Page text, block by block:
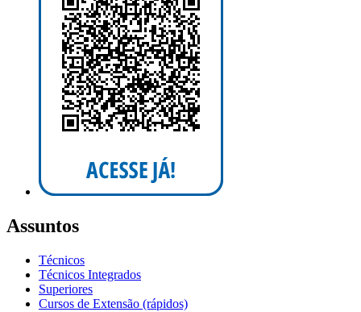
Assuntos
Técnicos
Técnicos Integrados
Superiores
Cursos de Extensão (rápidos)